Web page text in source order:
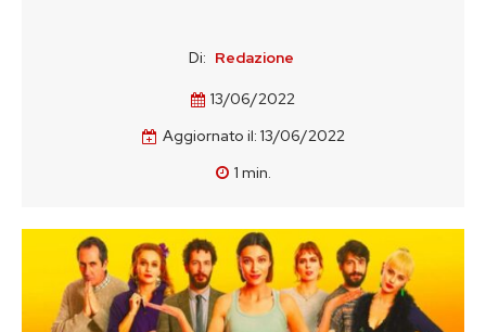
Di: Redazione
13/06/2022
Aggiornato il: 13/06/2022
1 min.